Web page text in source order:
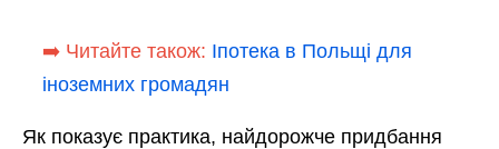
➡️ Читайте також: Іпотека в Польщі для
іноземних громадян
Як показує практика, найдорожче придбання